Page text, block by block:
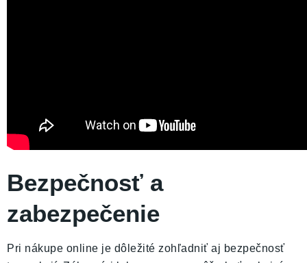
Bezpečnosť a
zabezpečenie
Pri nákupe online je dôležité zohľadniť aj bezpečnosť